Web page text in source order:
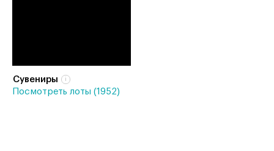
Сувениры
Посмотреть лоты (1952)